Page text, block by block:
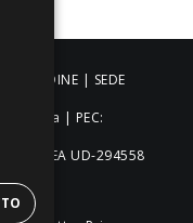
- UDINE | SEDE
Padova | PEC:
REA UD-294558